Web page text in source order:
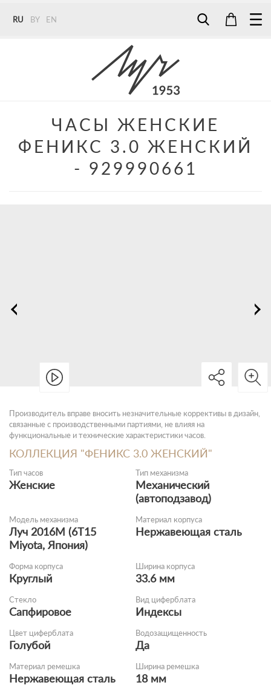
RU BY EN
+375 (29) 272 51 56
ЧАСЫ ЖЕНСКИЕ
ФЕНИКС 3.0 ЖЕНСКИЙ
- 929990661
Производитель вправе вносить незначительные коррективы в дизайн,
связанные с производственными партиями, не влияя на
функциональные и технические характеристики часов.
КОЛЛЕКЦИЯ "ФЕНИКС 3.0 ЖЕНСКИЙ"
Тип часов
Женские
Тип механизма
Механический
(автоподзавод)
Модель механизма
Луч 2016М (6Т15
Miyota, Япония)
Материал корпуса
Нержавеющая сталь
Форма корпуса
Круглый
Ширина корпуса
33.6 мм
Стекло
Сапфировое
Вид циферблата
Индексы
Цвет циферблата
Голубой
Водозащищенность
Да
Материал ремешка
Нержавеющая сталь
Ширина ремешка
18 мм